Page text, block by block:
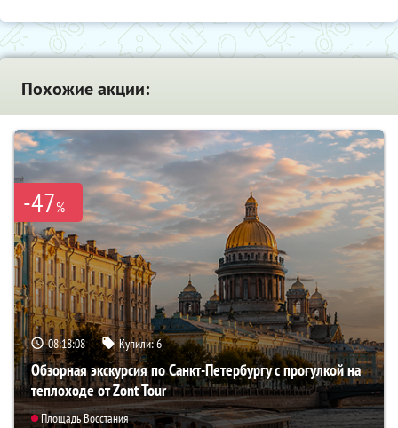
Похожие акции:
-47%
08:18:06 Купили:6
Обзорная экскурсия по Санкт-Петербургу с прогулкой на
теплоходе от Zont Tour
Площадь Восстания